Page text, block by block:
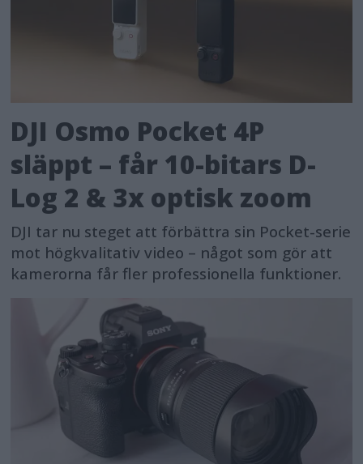
DJI Osmo Pocket 4P
släppt – får 10-bitars D-
Log 2 & 3x optisk zoom
DJI tar nu steget att förbättra sin Pocket-serie
mot högkvalitativ video – något som gör att
kamerorna får fler professionella funktioner.